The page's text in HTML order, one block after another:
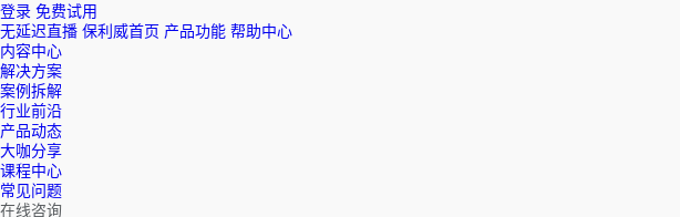
登录 免费试用
无延迟直播 保利威首页 产品功能 帮助中心
内容中心
解决方案
案例拆解
行业前沿
产品动态
大咖分享
课程中心
常见问题
在线咨询